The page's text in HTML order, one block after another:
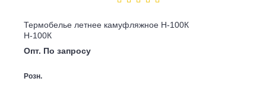
Термобелье летнее камуфляжное Н-100К
Н-100К
Опт. По запросу
Розн.